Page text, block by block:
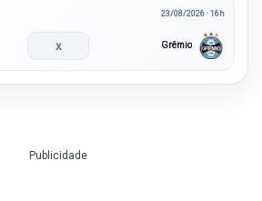
23/08/2026 · 16h
x Grêmio
Publicidade